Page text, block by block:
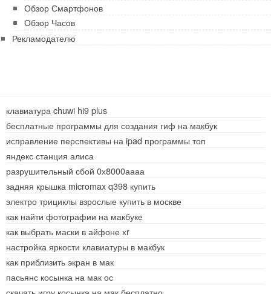
Обзор Смартфонов
Обзор Часов
Рекламодателю
клавиатура chuwi hi9 plus
бесплатные программы для создания гиф на макбук
исправление перспективы на ipad программы топ
яндекс станция алиса
разрушительный сбой 0х8000аааа
задняя крышка micromax q398 купить
электро трициклы взрослые купить в москве
как найти фотографии на макбуке
как выбрать маски в айфоне хr
настройка яркости клавиатуры в макбук
как приблизить экран в мак
пасьянс косынка на мак ос